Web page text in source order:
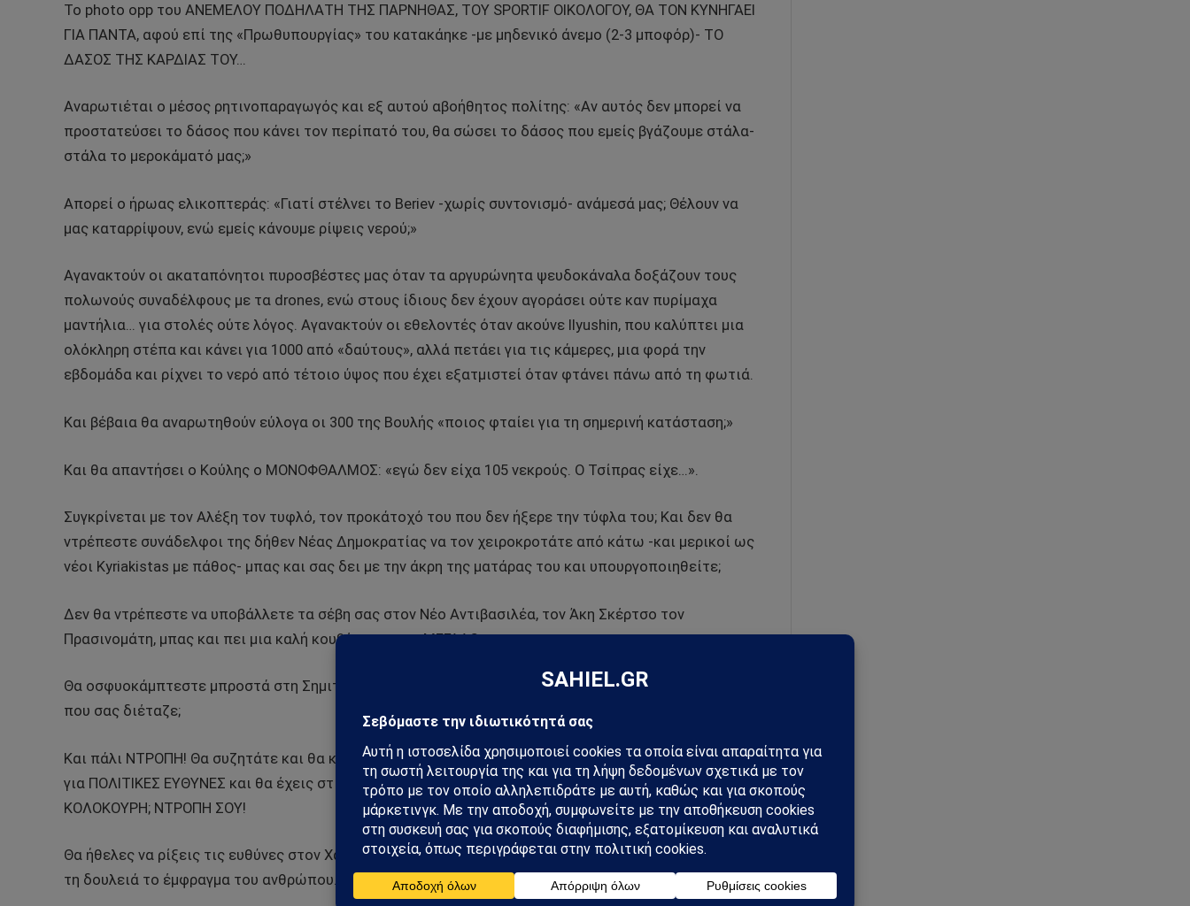
Το photo opp του ΑΝΕΜΕΛΟΥ ΠΟΔΗΛΑΤΗ ΤΗΣ ΠΑΡΝΗΘΑΣ, ΤΟΥ SPORTIF ΟΙΚΟΛΟΓΟΥ, ΘΑ ΤΟΝ ΚΥΝΗΓΑΕΙ
ΓΙΑ ΠΑΝΤΑ, αφού επί της «Πρωθυπουργίας» του κατακάηκε -με μηδενικό άνεμο (2-3 μποφόρ)- ΤΟ
ΔΑΣΟΣ ΤΗΣ ΚΑΡΔΙΑΣ ΤΟΥ…
Αναρωτιέται ο μέσος ρητινοπαραγωγός και εξ αυτού αβοήθητος πολίτης: «Αν αυτός δεν μπορεί να
προστατεύσει το δάσος που κάνει τον περίπατό του, θα σώσει το δάσος που εμείς βγάζουμε στάλα-
στάλα το μεροκάματό μας;»
Απορεί ο ήρωας ελικοπτεράς: «Γιατί στέλνει το Beriev -χωρίς συντονισμό- ανάμεσά μας; Θέλουν να
μας καταρρίψουν, ενώ εμείς κάνουμε ρίψεις νερού;»
Αγανακτούν οι ακαταπόνητοι πυροσβέστες μας όταν τα αργυρώνητα ψευδοκάναλα δοξάζουν τους
πολωνούς συναδέλφους με τα drones, ενώ στους ίδιους δεν έχουν αγοράσει ούτε καν πυρίμαχα
μαντήλια… για στολές ούτε λόγος. Αγανακτούν οι εθελοντές όταν ακούνε Ilyushin, που καλύπτει μια
ολόκληρη στέπα και κάνει για 1000 από «δαύτους», αλλά πετάει για τις κάμερες, μια φορά την
εβδομάδα και ρίχνει το νερό από τέτοιο ύψος που έχει εξατμιστεί όταν φτάνει πάνω από τη φωτιά.
Και βέβαια θα αναρωτηθούν εύλογα οι 300 της Βουλής «ποιος φταίει για τη σημερινή κατάσταση;»
Και θα απαντήσει ο Κούλης ο ΜΟΝΟΦΘΑΛΜΟΣ: «εγώ δεν είχα 105 νεκρούς. Ο Τσίπρας είχε…».
Συγκρίνεται με τον Αλέξη τον τυφλό, τον προκάτοχό του που δεν ήξερε την τύφλα του; Και δεν θα
ντρέπεστε συνάδελφοι της δήθεν Νέας Δημοκρατίας να τον χειροκροτάτε από κάτω -και μερικοί ως
νέοι Kyriakistas με πάθος- μπας και σας δει με την άκρη της ματάρας του και υπουργοποιηθείτε;
Δεν θα ντρέπεστε να υποβάλλετε τα σέβη σας στον Νέο Αντιβασιλέα, τον Άκη Σκέρτσο τον
Πρασινομάτη, μπας και πει μια καλή κουβέντα στον «ΜΕΓΑΛΟ»;
Θα οσφυοκάμπτεστε μπροστά στη Σημιτική εξουσία, όπως κάνατε και με τον «κύριο Τάκη», τον ΚΝΙΤΗ
που σας διέταζε;
Και πάλι ΝΤΡΟΠΗ! Θα συζητάτε και θα καίγονται ακόμη δάση; Θα πας Κούλη στη Βουλή να συζητήσεις
για ΠΟΛΙΤΙΚΕΣ ΕΥΘΥΝΕΣ και θα έχεις στις θέσεις τους το χαροκαμένο δίδυμο ΤΣΟΥΒΑΛΑ –
ΚΟΛΟΚΟΥΡΗ; ΝΤΡΟΠΗ ΣΟΥ!
Θα ήθελες να ρίξεις τις ευθύνες στον Χαρδαλιά -που τουλάχιστον έβγαινε μπροστά- αλλά σου χάλασε
τη δουλειά το έμφραγμα του ανθρώπου. ΝΤΡΟΠΗ ΚΑΙ ΠΑΛΙ ΑΝΕΥΘΥΝΕ.